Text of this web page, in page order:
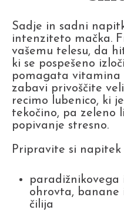
Sadje in sadni
intenziteto mačka.
vašemu telesu, da
ki se pospešeno
pomagata vitamina
zabavi privoščite
recimo lubenico, ki
tekočino, pa zeleno
popivanje stresno.
Pripravite si napitek
paradižnikovega
ohrovta, banane
čilija